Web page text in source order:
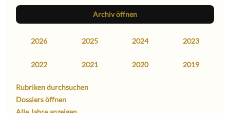
Archiv öffnen
2026 2025 2024 2023
2022 2021 2020 2019
Rubriken durchsuchen
Dossiers öffnen